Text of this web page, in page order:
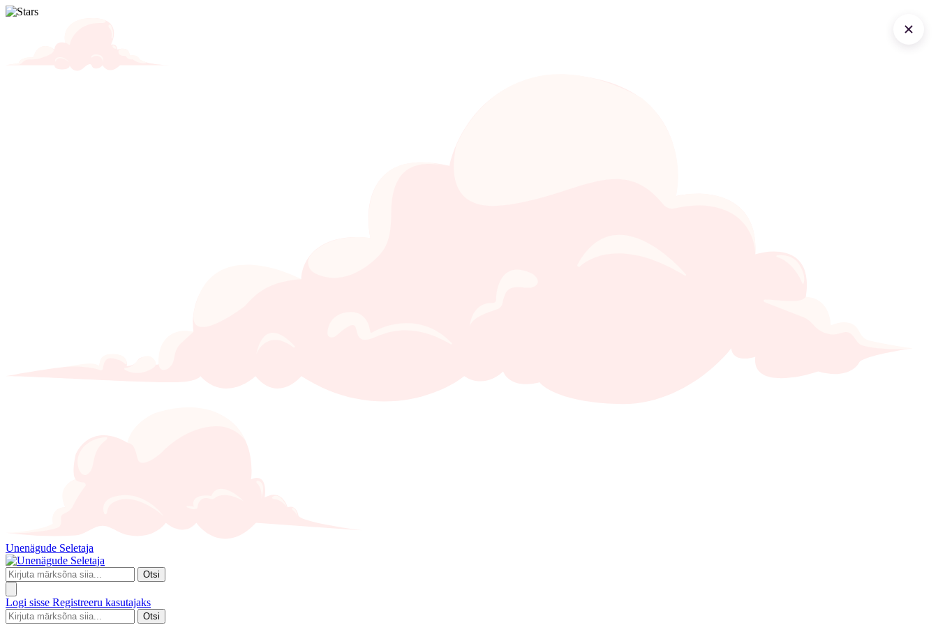
Unenägude Seletaja
Otsi
Logi sisse Registreeru kasutajaks
Otsi